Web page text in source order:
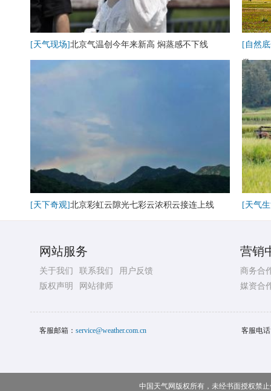
[天气现场]北京气温创今年来新高 焖蒸感不下线
[自然
卷
[天下奇观]北京彩虹云隙光七彩云浓积云接连上线 [天气
网站服务
关于我们 联系我们
用户反馈
版权声明
网站律师
营销
商务合
媒资合
客服邮箱： service@weather.com.cn 客服电
中国天气网版权所有，未经书面授权